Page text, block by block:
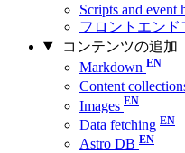
Scripts and event
フロントエンド
コンテンツの追加
Markdown
Content
Images
Data fetching
Astro DB